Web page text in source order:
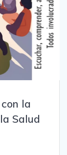
la
Salud